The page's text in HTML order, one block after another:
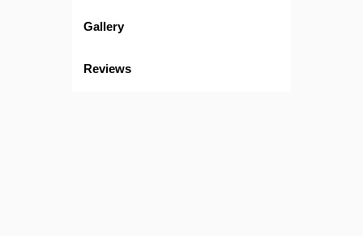
Gallery
Reviews